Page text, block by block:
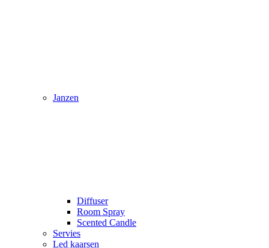
Janzen
Diffuser
Room Spray
Scented Candle
Servies
Led kaarsen